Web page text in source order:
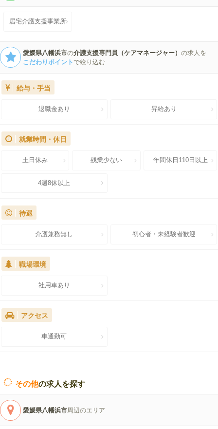
居宅介護支援事業所
愛媛県八幡浜市の介護支援専門員（ケアマネージャー）の求人を
こだわりポイント で絞り込む
給与・手当
退職金あり 昇給あり
就業時間・休日
土日休み 残業少ない 年間休日110日以上
4週8休以上
待遇
介護兼務無し 初心者・未経験者歓迎
職場環境
社用車あり
アクセス
車通勤可
その他の求人を探す
愛媛県八幡浜市周辺のエリア